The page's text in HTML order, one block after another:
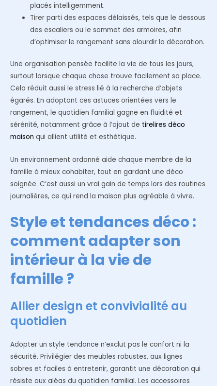
placés intelligemment.
Tirer parti des espaces délaissés, tels que le dessous
des escaliers ou le sommet des armoires, afin
d’optimiser le rangement sans alourdir la décoration.
Une organisation pensée facilite la vie de tous les jours,
surtout lorsque chaque chose trouve facilement sa place.
Cela réduit aussi le stress lié à la recherche d’objets
égarés. En adoptant ces astuces orientées vers le
rangement, le quotidien familial gagne en fluidité et
sérénité, notamment grâce à l’ajout de tirelires déco
maison qui allient utilité et esthétique.
Un environnement ordonné aide chaque membre de la
famille à mieux cohabiter, tout en gardant une déco
soignée. C’est aussi un vrai gain de temps lors des routines
journalières, ce qui rend la maison plus agréable à vivre.
Style et tendances déco :
comment adapter son
intérieur à la vie de
famille ?
Allier design et convivialité au
quotidien
Adopter un style tendance n’exclut pas le confort ni la
sécurité. Privilégier des meubles robustes, aux lignes
sobres et faciles à entretenir, garantit une décoration qui
résiste aux aléas du quotidien familial. Les accessoires